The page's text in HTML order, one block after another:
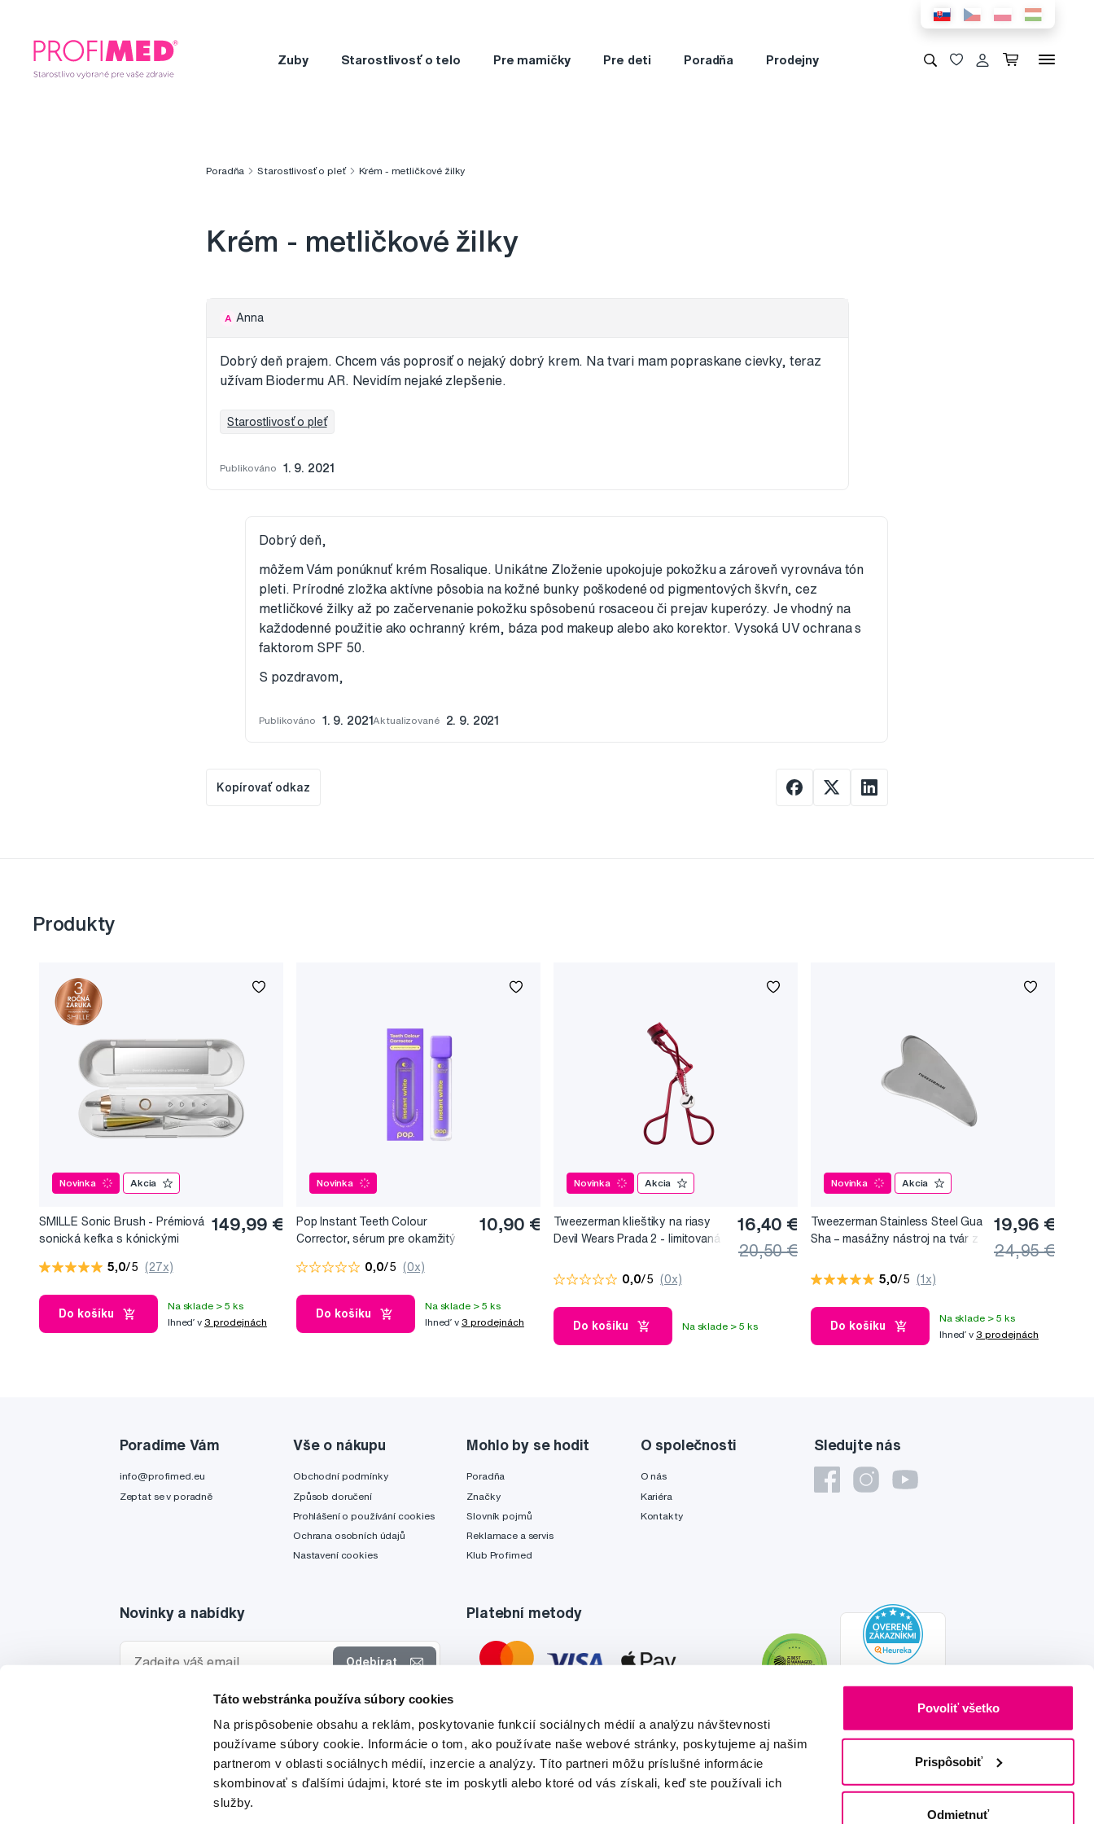
Táto webstránka používa súbory cookies
Na prispôsobenie obsahu a reklám, poskytovanie funkcií sociálnych médií a analýzu návštevnosti
používame súbory cookie. Informácie o tom, ako používate naše webové stránky, poskytujeme aj našim
partnerom v oblasti sociálnych médií, inzercie a analýzy. Títo partneri môžu príslušné informácie
skombinovať s ďalšími údajmi, ktoré ste im poskytli alebo ktoré od vás získali, keď ste používali ich
služby.
Povoliť všetko
Prispôsobiť
Odmietnuť
Zuby Starostlivosť o telo Pre mamičky Pre deti Poradňa Prodejny
Poradňa Starostlivosť o pleť Krém - metličkové žilky
Krém - metličkové žilky
A Anna
Dobrý deň prajem. Chcem vás poprosiť o nejaký dobrý krem. Na tvari mam popraskane cievky, teraz
užívam Biodermu AR. Nevidím nejaké zlepšenie.
Starostlivosť o pleť
Publikováno 1. 9. 2021
Dobrý deň,
môžem Vám ponúknuť krém Rosalique. Unikátne Zloženie upokojuje pokožku a zároveň vyrovnáva tón
pleti. Prírodné zložka aktívne pôsobia na kožné bunky poškodené od pigmentových škvŕn, cez
metličkové žilky až po začervenanie pokožku spôsobenú rosaceou či prejav kuperózy. Je vhodný na
každodenné použitie ako ochranný krém, báza pod makeup alebo ako korektor. Vysoká UV ochrana s
faktorom SPF 50.
S pozdravom,
Publikováno 1. 9. 2021Aktualizované 2. 9. 2021
Kopírovať odkaz
Produkty
Novinka Akcia
SMILLE Sonic Brush - Prémiová
sonická kefka s kónickými
149,99 €
5,0/5 (27x)
Do košíku
Na sklade > 5 ks
Ihneď v 3 prodejnách
Novinka
Pop Instant Teeth Colour
Corrector, sérum pre okamžitý
10,90 €
0,0/5 (0x)
Do košíku
Na sklade > 5 ks
Ihneď v 3 prodejnách
Novinka Akcia
Tweezerman klieštiky na riasy
Devil Wears Prada 2 - limitovaná
16,40 €
20,50 €
0,0/5 (0x)
Do košíku Na sklade > 5 ks
Novinka Akcia
Tweezerman Stainless Steel Gua
Sha –⁠⁠⁠⁠⁠⁠ masážny nástroj na tvár z
19,96 €
24,95 €
5,0/5 (1x)
Do košíku
Na sklade > 5 ks
Ihneď v 3 prodejnách
Sledujte nás
Poradíme Vám
info@profimed.eu
Zeptat se v poradně
Vše o nákupu
Obchodní podmínky
Způsob doručení
Prohlášení o používání cookies
Ochrana osobních údajů
Nastavení cookies
Mohlo by se hodit
Poradňa
Značky
Slovník pojmů
Reklamace a servis
Klub Profimed
O společnosti
O nás
Kariéra
Kontakty
Novinky a nabídky
Odebírat
zpracováním osobních údajůpro tyto účely.
Platební metody